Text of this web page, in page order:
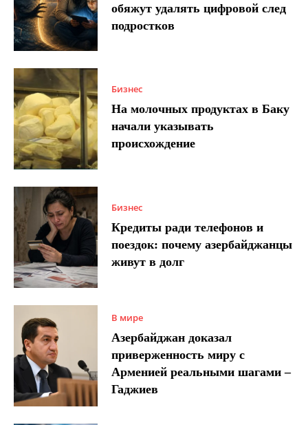
обяжут удалять цифровой след
подростков
Бизнес
На молочных продуктах в Баку
начали указывать
происхождение
Бизнес
Кредиты ради телефонов и
поездок: почему азербайджанцы
живут в долг
В мире
Азербайджан доказал
приверженность миру с
Арменией реальными шагами –
Гаджиев